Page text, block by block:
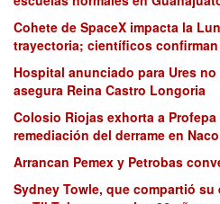
Cohete de SpaceX impacta la
trayectoria; científicos
Hospital anunciado para Ures
asegura Reina Castro Longoria
Colosio Riojas exhorta a
remediación del derrame en Naco
Arrancan Pemex y Petrobas
Sydney Towle, que compartió